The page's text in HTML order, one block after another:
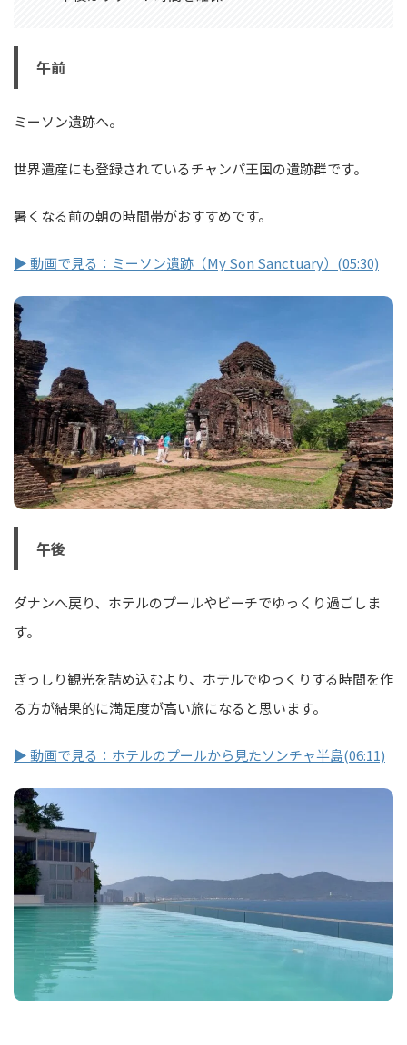
午前
ミーソン遺跡へ。
世界遺産にも登録されているチャンパ王国の遺跡群です。
暑くなる前の朝の時間帯がおすすめです。
▶ 動画で見る：ミーソン遺跡（My Son Sanctuary）(05:30)
午後
ダナンへ戻り、ホテルのプールやビーチでゆっくり過ごしま
す。
ぎっしり観光を詰め込むより、ホテルでゆっくりする時間を作
る方が結果的に満足度が高い旅になると思います。
▶ 動画で見る：ホテルのプールから見たソンチャ半島(06:11)